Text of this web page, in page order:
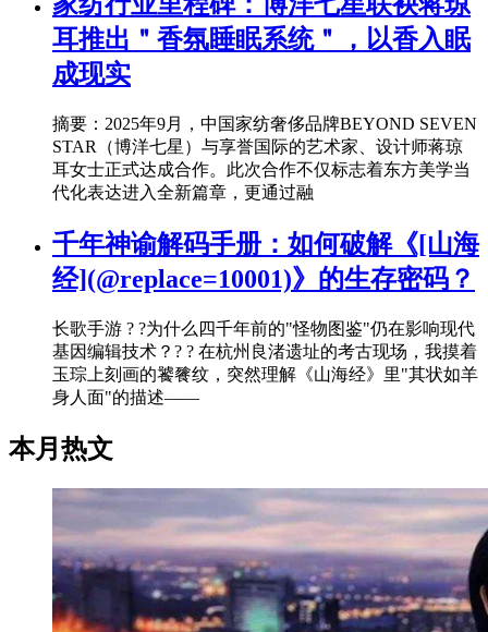
耳推出＂香氛睡眠系统＂，以香入眠
成现实
摘要：2025年9月，中国家纺奢侈品牌BEYOND SEVEN
STAR（博洋七星）与享誉国际的艺术家、设计师蒋琼
耳女士正式达成合作。此次合作不仅标志着东方美学当
代化表达进入全新篇章，更通过融
千年神谕解码手册：如何破解《[山海
经](@replace=10001)》的生存密码？
长歌手游 ? ?为什么四千年前的"怪物图鉴"仍在影响现代
基因编辑技术？? ? 在杭州良渚遗址的考古现场，我摸着
玉琮上刻画的饕餮纹，突然理解《山海经》里"其状如羊
身人面"的描述——
本月热文